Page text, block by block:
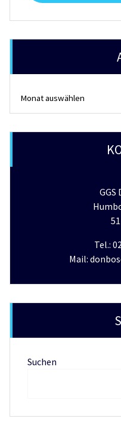
GGS
Tel.:
Mail:
Suchen